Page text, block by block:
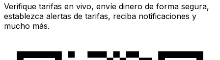
Verifique tarifas en vivo, envíe dinero de forma segura,
establezca alertas de tarifas, reciba notificaciones y
mucho más.